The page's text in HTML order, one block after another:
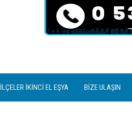
İLÇELER İKINCI EL EŞYA BIZE ULAŞIN